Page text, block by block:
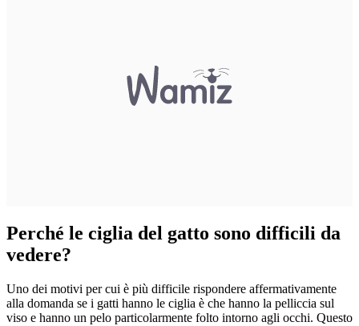
Perché le ciglia del gatto sono difficili da
vedere?
Uno dei motivi per cui è più difficile rispondere affermativamente
alla domanda se i gatti hanno le ciglia è che hanno la pelliccia sul
viso e hanno un pelo particolarmente folto intorno agli occhi. Questo